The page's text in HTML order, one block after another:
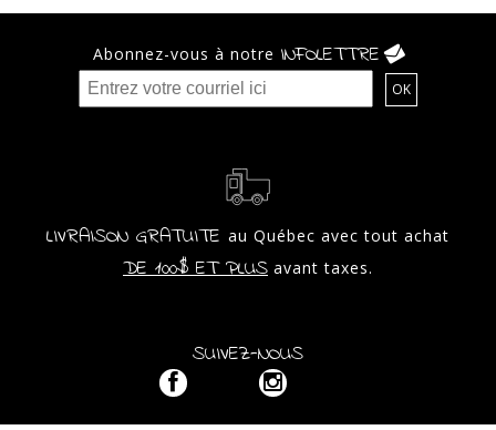
Abonnez-vous à notre INFOLETTRE
LIVRAISON GRATUITE au Québec avec tout achat
DE 100$ ET PLUS avant taxes.
SUIVEZ-NOUS